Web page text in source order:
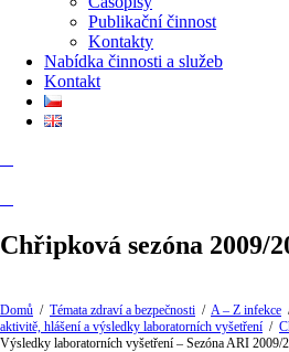
Publikační činnost
Kontakty
Nabídka činnosti a služeb
Kontakt
Chřipková sezóna 2009/
Domů / Témata zdraví a bezpečnosti / A – Z infekce
aktivitě, hlášení a výsledky laboratorních vyšetření /
Výsledky laboratorních vyšetření – Sezóna ARI 2009/